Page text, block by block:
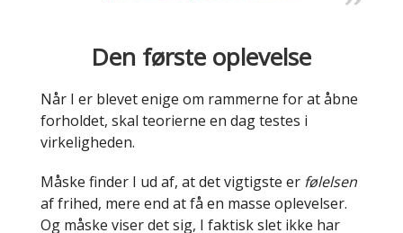
Den første oplevelse
Når I er blevet enige om rammerne for at åbne
forholdet, skal teorierne en dag testes i
virkeligheden.
Måske finder I ud af, at det vigtigste er følelsen
af frihed, mere end at få en masse oplevelser.
Og måske viser det sig, I faktisk slet ikke har